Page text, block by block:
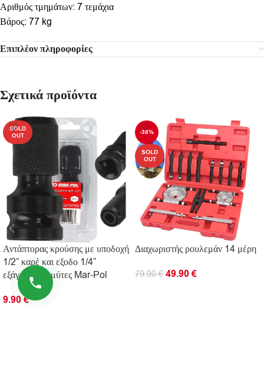
Αριθμός τμημάτων: 7 τεμάχια
Βάρος: 77 kg
Επιπλέον πληροφορίες
Σχετικά προϊόντα
SOLD
OUT
Αντάπτορας κρούσης με υποδοχή
1/2” καρέ και εξοδο 1/4”
εξάγωνο για μύτες Mar-Pol
9.90€
-38%
SOLD
OUT
Διαχωριστής ρουλεμάν 14 μέρη
79.90€ 49.90€